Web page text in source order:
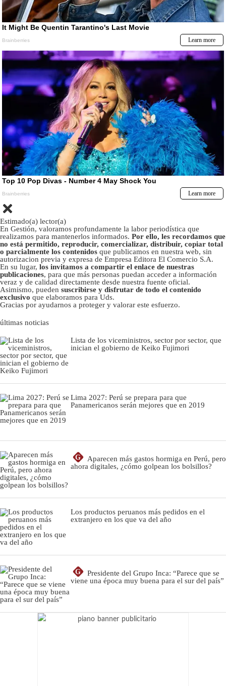
Estimado(a) lector(a)
En Gestión, valoramos profundamente la labor periodística que
realizamos para mantenerlos informados. Por ello, les recordamos que
no está permitido, reproducir, comercializar, distribuir, copiar total
o parcialmente los contenidos que publicamos en nuestra web, sin
autorizacion previa y expresa de Empresa Editora El Comercio S.A.
En su lugar, los invitamos a compartir el enlace de nuestras
publicaciones, para que más personas puedan acceder a información
veraz y de calidad directamente desde nuestra fuente oficial.
Asimismo, pueden suscribirse y disfrutar de todo el contenido
exclusivo que elaboramos para Uds.
Gracias por ayudarnos a proteger y valorar este esfuerzo.
últimas noticias
Lista de los viceministros, sector por sector, que
inician el gobierno de Keiko Fujimori
Lima 2027: Perú se prepara para que
Panamericanos serán mejores que en 2019
G
Aparecen más gastos hormiga en Perú, pero
ahora digitales, ¿cómo golpean los bolsillos?
Los productos peruanos más pedidos en el
extranjero en los que va del año
G
Presidente del Grupo Inca: “Parece que se
viene una época muy buena para el sur del país”